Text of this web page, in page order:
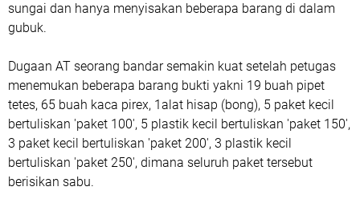
sungai dan hanya menyisakan beberapa barang di dalam
gubuk.
Dugaan AT seorang bandar semakin kuat setelah petugas
menemukan beberapa barang bukti yakni 19 buah pipet
tetes, 65 buah kaca pirex, 1alat hisap (bong), 5 paket kecil
bertuliskan 'paket 100', 5 plastik kecil bertuliskan 'paket 150',
3 paket kecil bertuliskan 'paket 200', 3 plastik kecil
bertuliskan 'paket 250', dimana seluruh paket tersebut
berisikan sabu.